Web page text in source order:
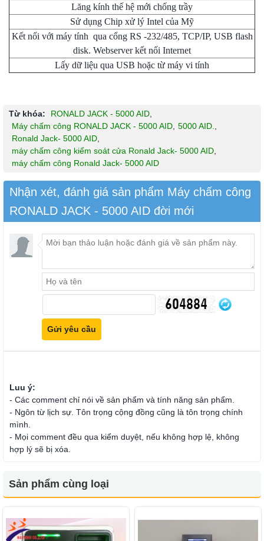
Lăng kính thế hệ mới chống trầy
Sử dụng Chip xử lý Intel của Mỹ
Kết nối với máy tính qua cổng RS -232/485, TCP/IP, USB flash
disk. Webserver kết nối Internet
Lấy dữ liệu qua USB hoặc từ máy vi tính
Từ khóa: RONALD JACK - 5000 AID
Máy chấm công RONALD JACK - 5000 AID 5000 AID.
Ronald Jack- 5000 AID
máy chấm công kiểm soát cửa Ronald Jack- 5000 AID
máy chấm công Ronald Jack- 5000 AID
Nhận xét, đánh giá sản phẩm Máy chấm công
RONALD JACK - 5000 AID đời mới
Luu ý:
- Các comment chỉ nói về sản phẩm và tính năng sản phẩm.
- Ngôn từ lịch sự. Tôn trọng cộng đồng cũng là tôn trọng chính
mình.
- Mọi comment đều qua kiểm duyệt, nếu không hợp lệ, không
hợp lý sẽ bị xóa.
Sản phẩm cùng loại